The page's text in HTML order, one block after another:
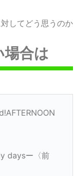
してどう思うのか
合は
daysー〈前